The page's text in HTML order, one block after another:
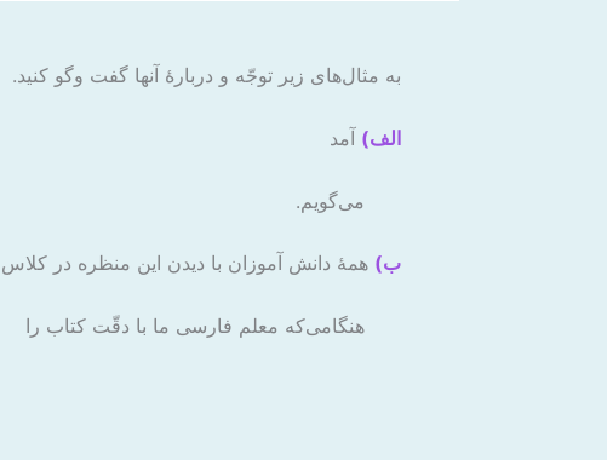
به مثال‌های زیر توجّه و دربارهٔ آنها گفت وگو کنید.
الف) آمد
‌می‌گویم.
ب) همهٔ دانش آموزان با دیدن این منظره در
هنگا‌می‌که معلم فارسی ما با دقّت کتاب را